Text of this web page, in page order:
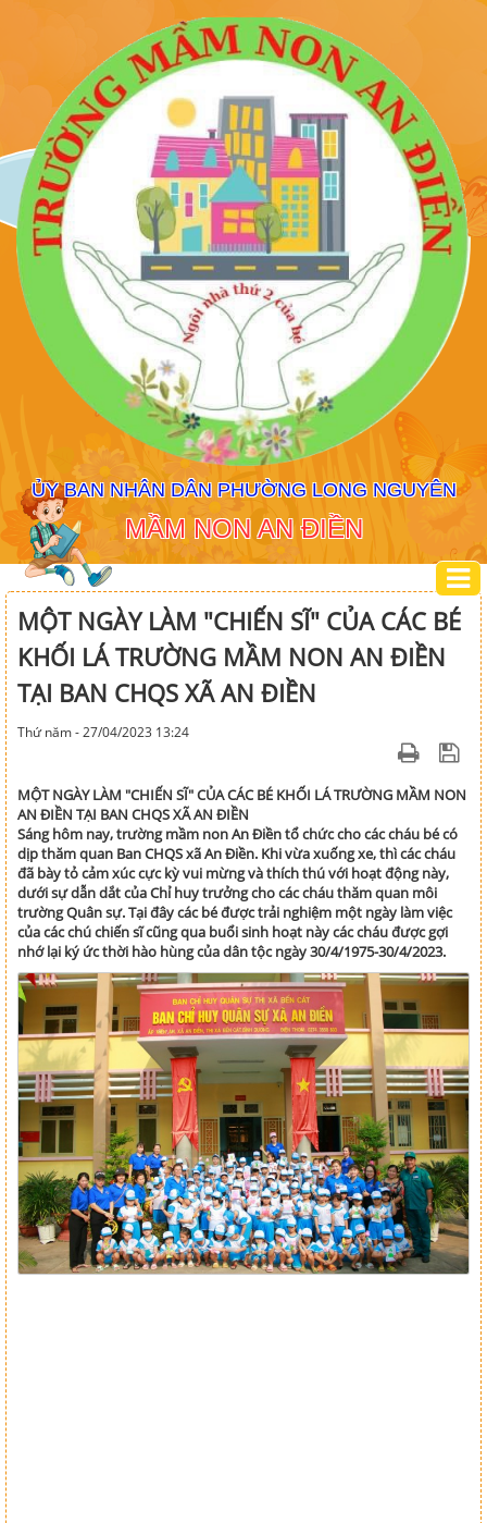
ỦY BAN NHÂN DÂN PHƯỜNG LONG NGUYÊN
MẦM NON AN ĐIỀN
MỘT NGÀY LÀM "CHIẾN SĨ" CỦA CÁC BÉ
KHỐI LÁ TRƯỜNG MẦM NON AN ĐIỀN
TẠI BAN CHQS XÃ AN ĐIỀN
Thứ năm - 27/04/2023 13:24
MỘT NGÀY LÀM "CHIẾN SĨ" CỦA CÁC BÉ KHỐI LÁ TRƯỜNG MẦM NON
AN ĐIỀN TẠI BAN CHQS XÃ AN ĐIỀN
Sáng hôm nay, trường mầm non An Điền tổ chức cho các cháu bé có
dịp thăm quan Ban CHQS xã An Điền. Khi vừa xuống xe, thì các cháu
đã bày tỏ cảm xúc cực kỳ vui mừng và thích thú với hoạt động này,
dưới sự dẫn dắt của Chỉ huy trưởng cho các cháu thăm quan môi
trường Quân sự. Tại đây các bé được trải nghiệm một ngày làm việc
của các chú chiến sĩ cũng qua buổi sinh hoạt này các cháu được gợi
nhớ lại ký ức thời hào hùng của dân tộc ngày 30/4/1975-30/4/2023.